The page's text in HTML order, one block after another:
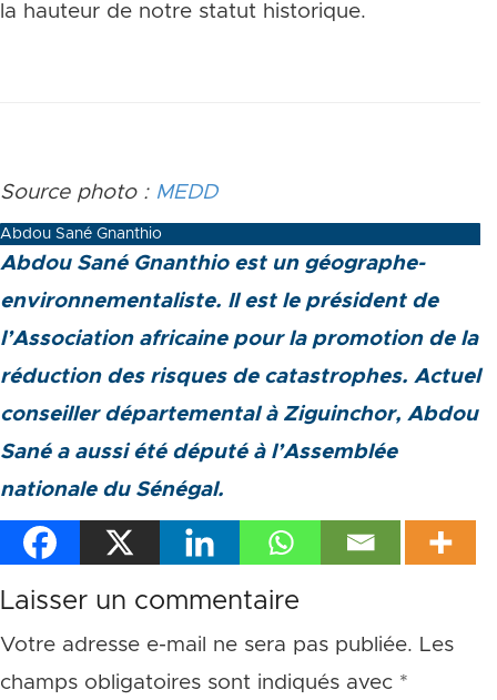
la hauteur de notre statut historique.
Source photo : MEDD
Abdou Sané Gnanthio
Abdou Sané Gnanthio est un géographe-
environnementaliste. Il est le président de
l’Association africaine pour la promotion de la
réduction des risques de catastrophes. Actuel
conseiller départemental à Ziguinchor, Abdou
Sané a aussi été député à l’Assemblée
nationale du Sénégal.
Laisser un commentaire
Votre adresse e-mail ne sera pas publiée. Les
champs obligatoires sont indiqués avec *